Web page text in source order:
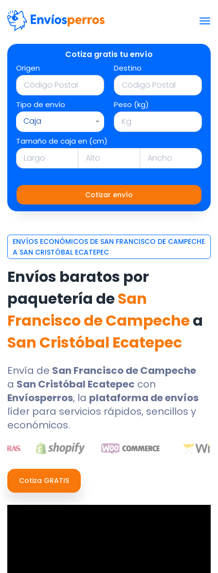
Cotiza gratis tu envío
Origen Destino
Tipo de envío
Caja
Peso (kg)
Tamaño de caja en (cm)
Cotizar envío
ENVÍOS ECONÓMICOS DE SAN FRANCISCO DE CAMPECHE
A SAN CRISTÓBAL ECATEPEC
Envíos baratos por
paquetería deSan
Francisco de Campechea
San Cristóbal Ecatepec
Envía de San Francisco de Campeche
a San Cristóbal Ecatepec con
Envíosperros, la plataforma de envíos
líder para servicios rápidos, sencillos y
económicos.
Cotiza GRATIS